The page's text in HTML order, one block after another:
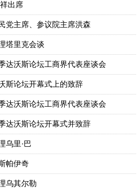
出席
党主席、参议院主席洪森
塔里克会谈
达沃斯论坛工商界代表座谈会
斯论坛开幕式上的致辞
达沃斯论坛工商界代表座谈会
达沃斯论坛开幕式并致辞
乌里·巴
帕伊奇
乌其尔勒